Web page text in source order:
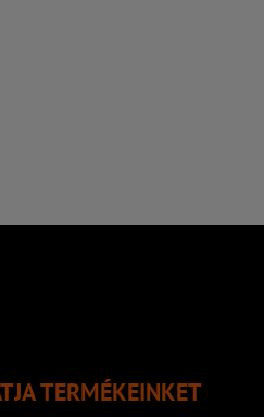
TERMÉKEINKET